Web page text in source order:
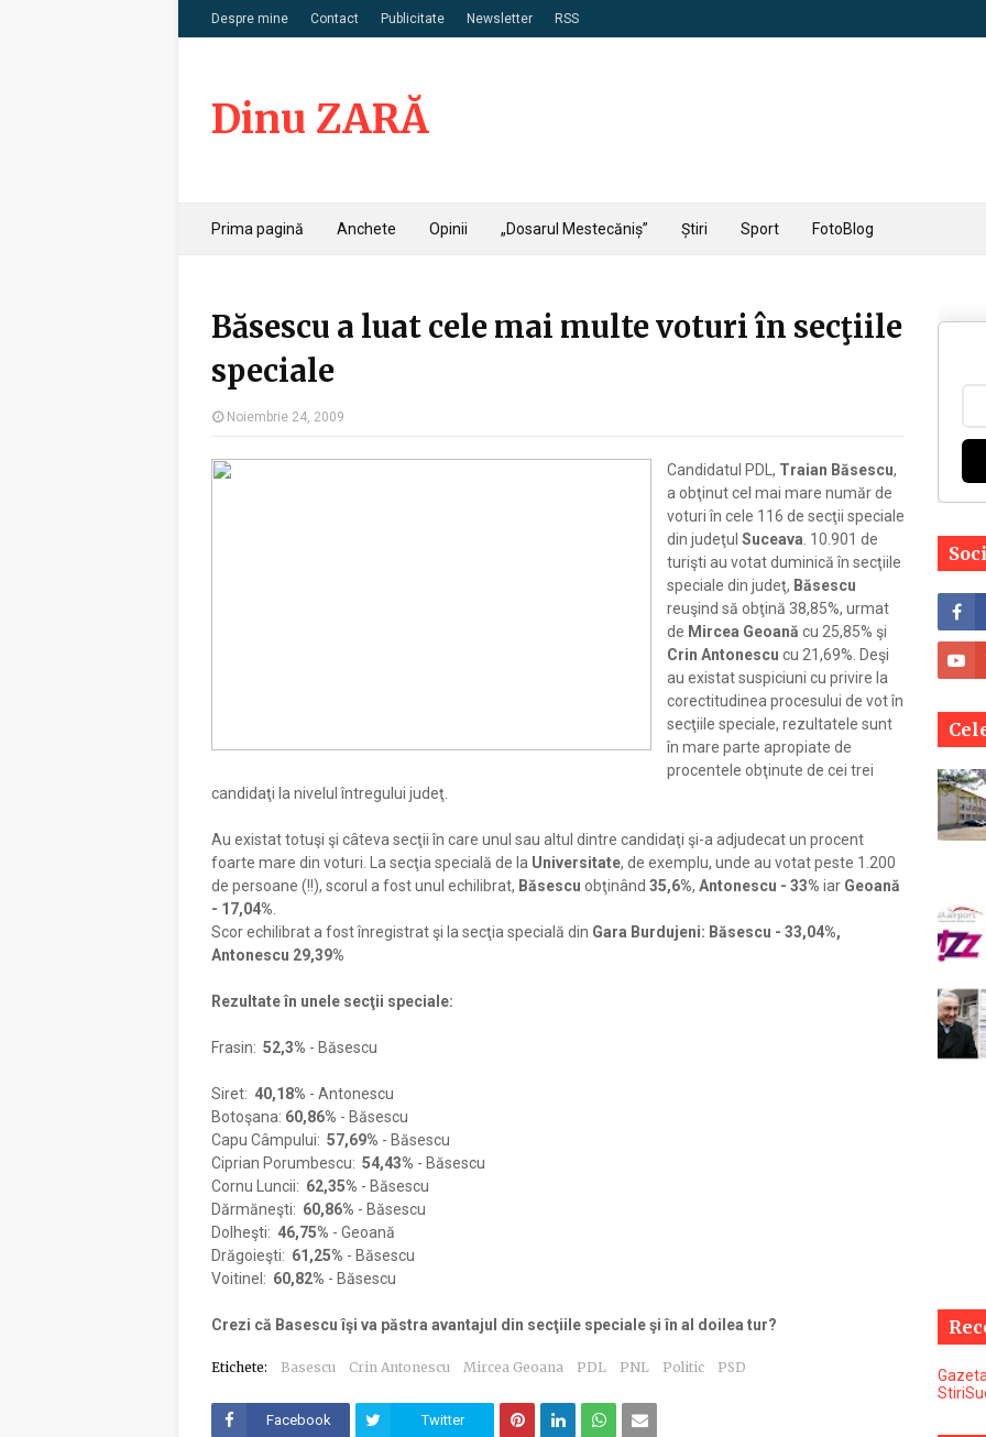
Despre mine Contact Publicitate Newsletter RSS
Dinu ZARĂ
Prima pagină Anchete Opinii „Dosarul Mestecăniș” Știri Sport FotoBlog
Băsescu a luat cele mai multe voturi în secţiile
speciale
Noiembrie 24, 2009
Candidatul PDL, Traian Băsescu,
a obţinut cel mai mare număr de
voturi în cele 116 de secţii speciale
din judeţul Suceava . 10.901 de
turişti au votat duminică în secţiile
speciale din judeţ, Băsescu
reuşind să obţină 38,85%, urmat
de Mircea Geoană cu 25,85% şi
Crin Antonescu cu 21,69%. Deşi
au existat suspiciuni cu privire la
corectitudinea procesului de vot în
secţiile speciale, rezultatele sunt
în mare parte apropiate de
procentele obţinute de cei trei
candidaţi la nivelul întregului judeţ.
Au existat totuşi şi câteva secţii în care unul sau altul dintre candidaţi şi-a adjudecat un procent
foarte mare din voturi. La secţia specială de la Universitate, de exemplu, unde au votat peste 1.200
de persoane (!!), scorul a fost unul echilibrat, Băsescu obţinând 35,6%, Antonescu - 33% iar Geoană
- 17,04%
Scor echilibrat a fost înregistrat şi la secţia specială din Gara Burdujeni: Băsescu - 33,04%,
Antonescu 29,39%
Rezultate în unele secţii speciale:
Frasin: 52,3% - Băsescu
Siret: 40,18% - Antonescu
Botoşana: 60,86% - Băsescu
Capu Câmpului: 57,69% - Băsescu
Ciprian Porumbescu: 54,43% - Băsescu
Cornu Luncii: 62,35% - Băsescu
Dărmăneşti: 60,86% - Băsescu
Dolheşti: 46,75% - Geoană
Drăgoieşti: 61,25% - Băsescu
Voitinel: 60,82% - Băsescu
Crezi că Basescu îşi va păstra avantajul din secţiile speciale şi în al doilea tur?
Etichete: Basescu Crin Antonescu Mircea Geoana PDL PNL Politic PSD
Facebook Twitter